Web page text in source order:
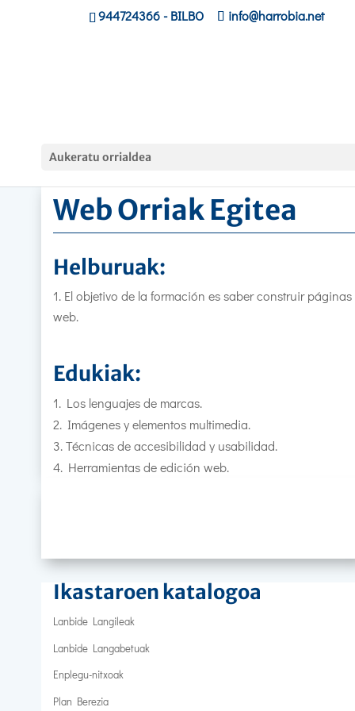
944724366- BILBO info@harrobia.net
Aukeratu orrialdea
Web Orriak Egitea
Helburuak:
El objetivo de la formación es saber construir páginas
web.
Edukiak:
1. Los lenguajes de marcas.
2. Imágenes y elementos multimedia.
3. Técnicas de accesibilidad y usabilidad.
4. Herramientas de edición web.
Ikastaroen katalogoa
Lanbide Langileak
Lanbide Langabetuak
Enplegu-nitxoak
Plan Berezia